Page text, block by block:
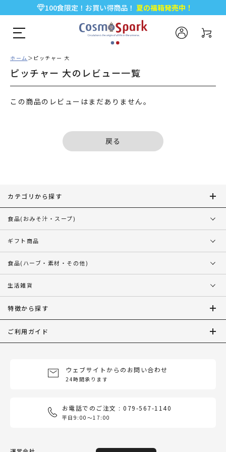
100食限定！お買い得商品！ 夏の福箱発売中！
5,000円以上のお買い物で全国一律送料無料♪
新規会員登録で今すぐ使える500ポイント プレゼント！
ホーム ピッチャー 大
ピッチャー 大のレビュー一覧
この商品のレビューはまだありません。
戻る
カテゴリから探す
食品(おみそ汁・スープ)
ギフト商品
食品(ハーブ・素材・その他)
生活雑貨
特徴から探す
ご利用ガイド
ウェブサイトからのお問い合わせ
24時間承ります
お電話でのご注文 : 079-567-1140
平日9:00〜17:00